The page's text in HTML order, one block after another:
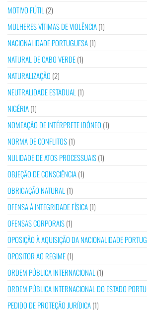
MOTIVO FÚTIL (2)
MULHERES VÍTIMAS DE VIOLÊNCIA(1)
NACIONALIDADE PORTUGUESA(1)
NATURAL DE CABO VERDE(1)
NATURALIZAÇÃO (2)
NEUTRALIDADE ESTADUAL (1)
NIGÉRIA(1)
NOMEAÇÃO DE INTÉRPRETE IDÓNEO (1)
NORMA DE CONFLITOS(1)
NULIDADE DE ATOS PROCESSUAIS(1)
OBJEÇÃO DE CONSCIÊNCIA(1)
OBRIGAÇÃO NATURAL (1)
OFENSA À INTEGRIDADE FÍSICA(1)
OFENSAS CORPORAIS(1)
OPOSIÇÃO À AQUISIÇÃO DA NACIONALIDADE
OPOSITOR AO REGIME(1)
ORDEM PÚBLICA INTERNACIONAL (1)
ORDEM PÚBLICA INTERNACIONAL DO ESTADO
PEDIDO DE PROTEÇÃO JURÍDICA(1)